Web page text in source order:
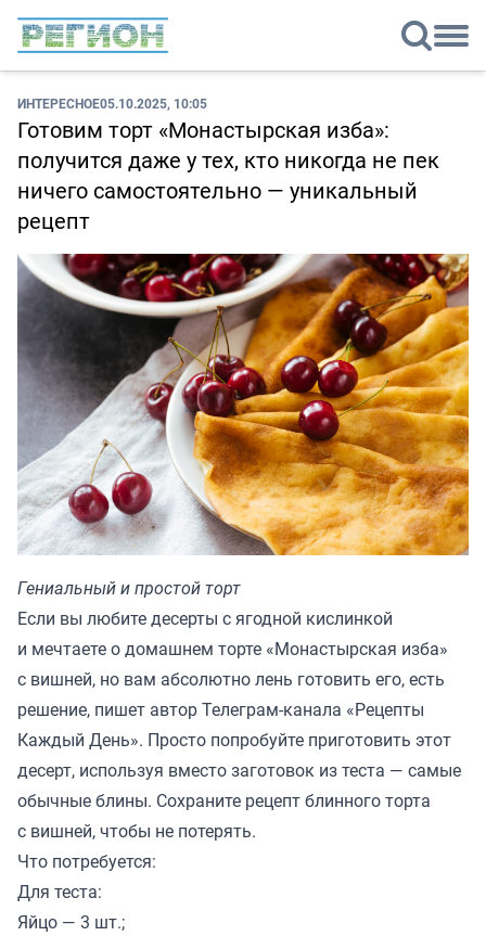
ИНТЕРЕСНОЕ05.10.2025, 10:05
Готовим торт «Монастырская изба»:
получится даже у тех, кто никогда не пек
ничего самостоятельно — уникальный
рецепт
Гениальный и простой торт
Если вы любите десерты с ягодной кислинкой
и мечтаете о домашнем торте «Монастырская изба»
с вишней, но вам абсолютно лень готовить его, есть
решение, пишет автор Телеграм-канала «Рецепты
Каждый День». Просто попробуйте приготовить этот
десерт, используя вместо заготовок из теста — самые
обычные блины. Сохраните рецепт блинного торта
с вишней, чтобы не потерять.
Что потребуется:
Для теста:
Яйцо — 3 шт.;